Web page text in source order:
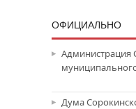
ОФИЦИАЛЬНО
Администрация
Дума